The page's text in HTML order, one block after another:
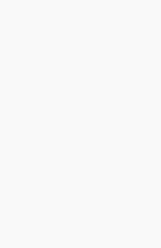
3, Quận 11,